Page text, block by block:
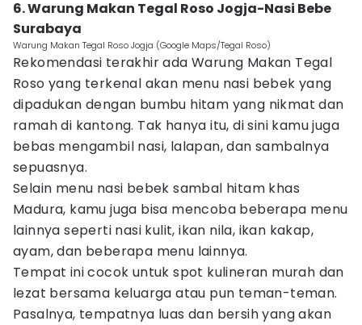
6. Warung Makan Tegal Roso Jogja-Nasi Bebe
Surabaya
Warung Makan Tegal Roso Jogja (Google Maps/Tegal Roso)
Rekomendasi terakhir ada Warung Makan Tegal
Roso yang terkenal akan menu nasi bebek yang
dipadukan dengan bumbu hitam yang nikmat dan
ramah di kantong. Tak hanya itu, di sini kamu juga
bebas mengambil nasi, lalapan, dan sambalnya
sepuasnya.
Selain menu nasi bebek sambal hitam khas
Madura, kamu juga bisa mencoba beberapa menu
lainnya seperti nasi kulit, ikan nila, ikan kakap,
ayam, dan beberapa menu lainnya.
Tempat ini cocok untuk spot kulineran murah dan
lezat bersama keluarga atau pun teman-teman.
Pasalnya, tempatnya luas dan bersih yang akan